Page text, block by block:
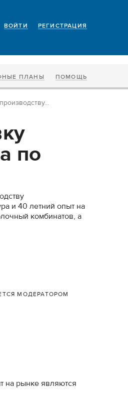
РЕГИСТРАЦИЯ
ВОЙТИ
ПЛАНЫ ПОМОЩЬ
по
и 40 летний опыт на
комбинатов, а
МОДЕРАТОРОМ
на рынке являются